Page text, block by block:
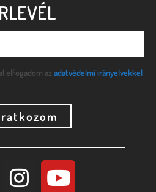
elfogadom az adatvédelmi irányelvekkel